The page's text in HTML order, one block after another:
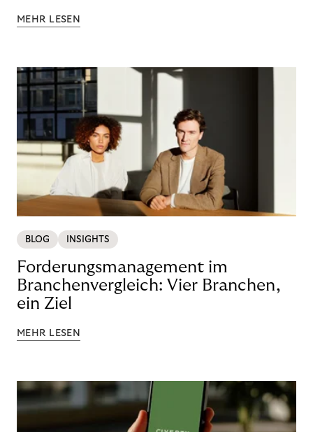
MEHR LESEN
BLOG INSIGHTS
Forderungsmanagement im
Branchenvergleich: Vier Branchen,
ein Ziel
MEHR LESEN